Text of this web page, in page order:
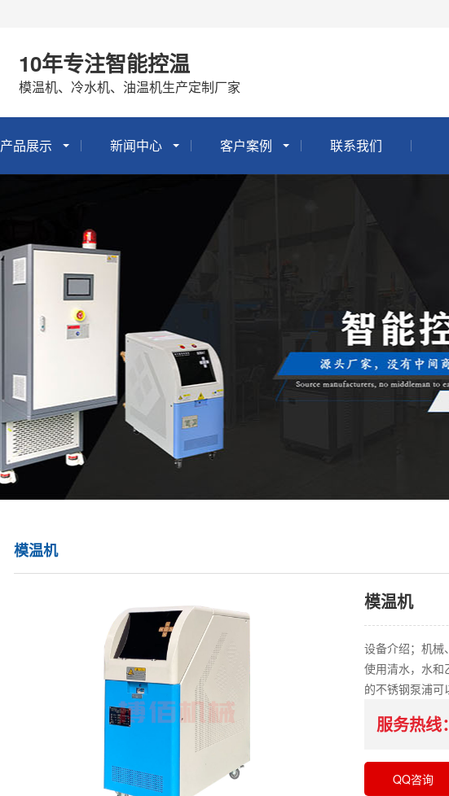
10年专注智能控温
模温机、冷水机、油温机生产定制厂家
产品展示 新闻中心 客户案例 联系我们
模温机
模温机
设备介绍；机
使用清水，水和
的不锈钢泵浦
服务热线
QQ咨询